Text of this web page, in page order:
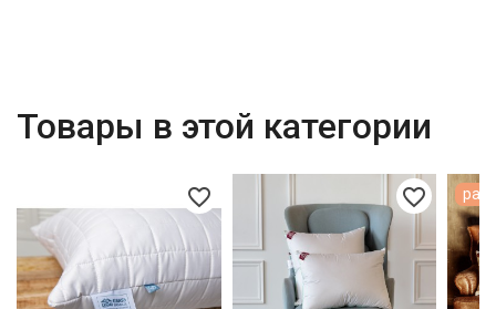
Товары в этой категории
favorite_border favorite_border